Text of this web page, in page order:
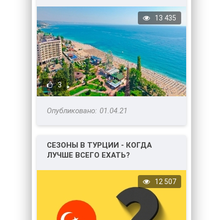
3
13 435
01.04.21
СЕЗОНЫ В ТУРЦИИ - КОГДА
ЛУЧШЕ ВСЕГО ЕХАТЬ?
12 507